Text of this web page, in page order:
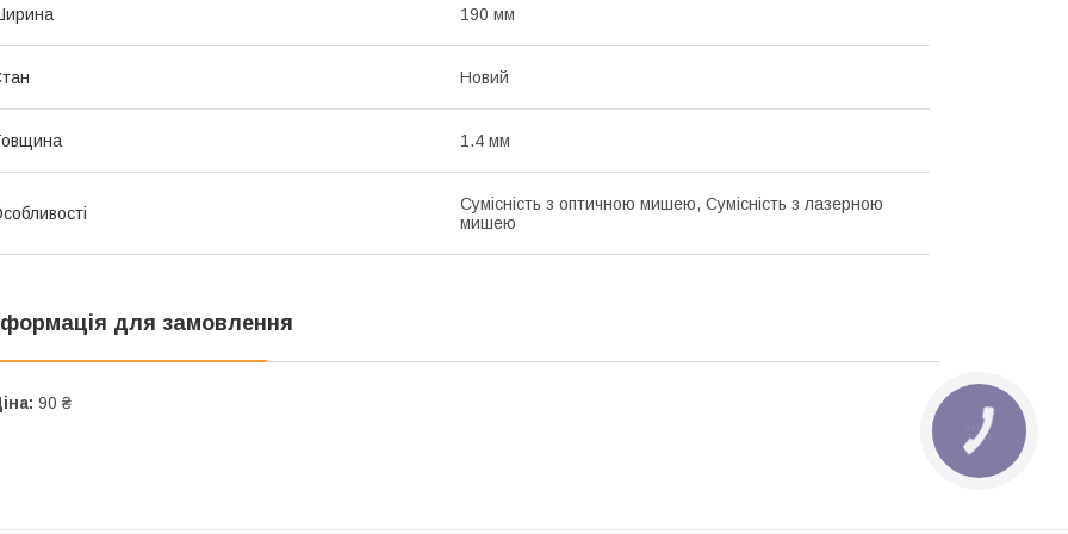
190 мм
Новий
1.4 мм
Сумісність з оптичною мишею, Сумісність з лазерною
мишею
для замовлення
90 ₴
КНОПКА
ЗВ'ЯЗКУ